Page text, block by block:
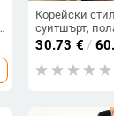
Корейски
суитшърт,
дебел зимен
свободен
30.73 € /